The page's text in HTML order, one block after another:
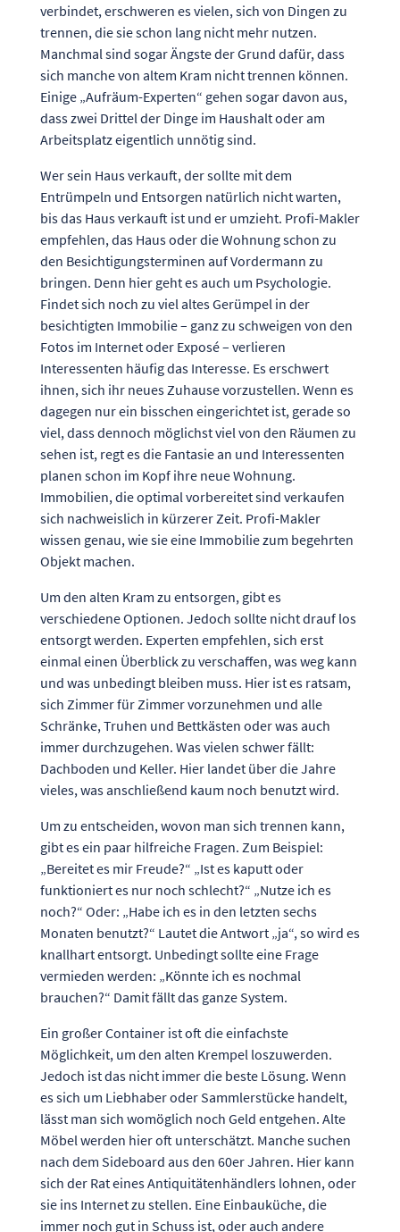
verbindet, erschweren es vielen, sich von Dingen zu
trennen, die sie schon lang nicht mehr nutzen.
Manchmal sind sogar Ängste der Grund dafür, dass
sich manche von altem Kram nicht trennen können.
Einige „Aufräum-Experten“ gehen sogar davon aus,
dass zwei Drittel der Dinge im Haushalt oder am
Arbeitsplatz eigentlich unnötig sind.
Wer sein Haus verkauft, der sollte mit dem
Entrümpeln und Entsorgen natürlich nicht warten,
bis das Haus verkauft ist und er umzieht. Profi-Makler
empfehlen, das Haus oder die Wohnung schon zu
den Besichtigungsterminen auf Vordermann zu
bringen. Denn hier geht es auch um Psychologie.
Findet sich noch zu viel altes Gerümpel in der
besichtigten Immobilie – ganz zu schweigen von den
Fotos im Internet oder Exposé – verlieren
Interessenten häufig das Interesse. Es erschwert
ihnen, sich ihr neues Zuhause vorzustellen. Wenn es
dagegen nur ein bisschen eingerichtet ist, gerade so
viel, dass dennoch möglichst viel von den Räumen zu
sehen ist, regt es die Fantasie an und Interessenten
planen schon im Kopf ihre neue Wohnung.
Immobilien, die optimal vorbereitet sind verkaufen
sich nachweislich in kürzerer Zeit. Profi-Makler
wissen genau, wie sie eine Immobilie zum begehrten
Objekt machen.
Um den alten Kram zu entsorgen, gibt es
verschiedene Optionen. Jedoch sollte nicht drauf los
entsorgt werden. Experten empfehlen, sich erst
einmal einen Überblick zu verschaffen, was weg kann
und was unbedingt bleiben muss. Hier ist es ratsam,
sich Zimmer für Zimmer vorzunehmen und alle
Schränke, Truhen und Bettkästen oder was auch
immer durchzugehen. Was vielen schwer fällt:
Dachboden und Keller. Hier landet über die Jahre
vieles, was anschließend kaum noch benutzt wird.
Um zu entscheiden, wovon man sich trennen kann,
gibt es ein paar hilfreiche Fragen. Zum Beispiel:
„Bereitet es mir Freude?“ „Ist es kaputt oder
funktioniert es nur noch schlecht?“ „Nutze ich es
noch?“ Oder: „Habe ich es in den letzten sechs
Monaten benutzt?“ Lautet die Antwort „ja“, so wird es
knallhart entsorgt. Unbedingt sollte eine Frage
vermieden werden: „Könnte ich es nochmal
brauchen?“ Damit fällt das ganze System.
Ein großer Container ist oft die einfachste
Möglichkeit, um den alten Krempel loszuwerden.
Jedoch ist das nicht immer die beste Lösung. Wenn
es sich um Liebhaber oder Sammlerstücke handelt,
lässt man sich womöglich noch Geld entgehen. Alte
Möbel werden hier oft unterschätzt. Manche suchen
nach dem Sideboard aus den 60er Jahren. Hier kann
sich der Rat eines Antiquitätenhändlers lohnen, oder
sie ins Internet zu stellen. Eine Einbauküche, die
immer noch gut in Schuss ist, oder auch andere